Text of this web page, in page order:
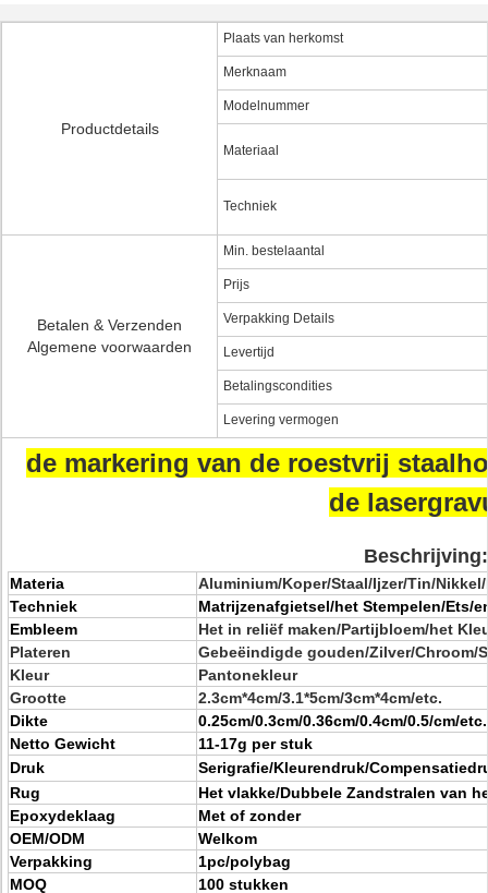
Productdetails
Plaats van herkomst
Merknaam
Modelnummer
Materiaal
Techniek
Betalen & Verzenden
Algemene voorwaarden
Min. bestelaantal
Prijs
Verpakking Details
Levertijd
Betalingscondities
Levering vermogen
de markering van de roestvrij
de
Beschrijving:
Materia
Aluminium/Koper/Staal/Ijzer/Tin/
Techniek
Matrijzenafgietsel/het Stempelen/Ets/
Embleem
Het in reliëf maken/Partijbloem/het
Plateren
Gebeëindigde gouden/Zilver/Chroom/
Kleur
Pantonekleur
Grootte
2.3cm*4cm/3.1*5cm/3cm*4cm/etc.
Dikte
0.25cm/0.3cm/0.36cm/0.4cm/0.5/cm/etc.
Netto Gewicht
11-17g per stuk
Druk
Serigrafie/Kleurendruk/
Rug
Het vlakke/Dubbele Zandstralen van
Epoxydeklaag
Met of zonder
OEM/ODM
Welkom
Verpakking
1pc/polybag
MOQ
100 stukken